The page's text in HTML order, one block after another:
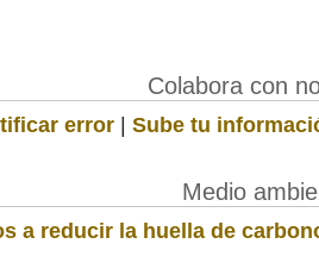
Colabora con
error | Sube tu
Medio
a reducir la huella de